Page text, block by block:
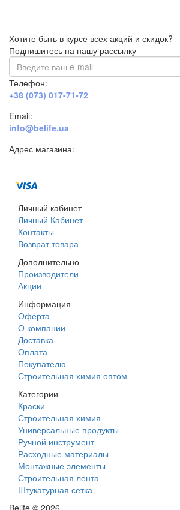
Хотите быть в курсе всех акций и скидок?
Подпишитесь на нашу рассылку
Телефон:
+38 (073) 017-71-72
Email:
info@belife.ua
Адрес магазина:
Личный кабинет
Личный Кабинет
Контакты
Возврат товара
Дополнительно
Производители
Акции
Информация
Оферта
О компании
Доставка
Оплата
Покупателю
Строительная химия оптом
Категории
Краски
Строительная химия
Универсальные продукты
Ручной инструмент
Расходные материалы
Монтажные элементы
Строительная лента
Штукатурная сетка